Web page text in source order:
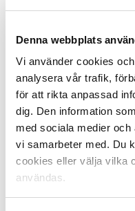
Denna webbplats
Vi använder cookies
analysera vår trafik,
för att rikta anpassad
dig. Den information
med sociala medier
vi samarbeter med. Du
cookies eller välja vilka
användas.
affärsnyckeltal hos
form av ”Årets
justerades inför 2018
diskussioner internt
samverkan med
namnet ”Årets Sports
utmärkelsen ut för
– Samtliga fem